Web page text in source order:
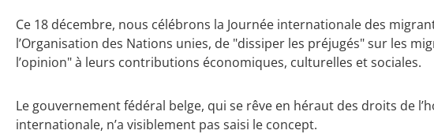
Ce 18 décembre, nous célébrons la Journée internationale des
l’Organisation des Nations unies, de "dissiper les préjugés" sur les
l’opinion" à leurs contributions économiques, culturelles et sociales.
Le gouvernement fédéral belge, qui se rêve en héraut des droits de
internationale, n’a visiblement pas saisi le concept.